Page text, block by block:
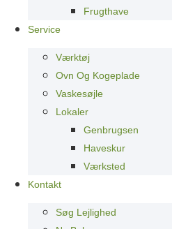
Frugthave
Service
Værktøj
Ovn Og Kogeplade
Vaskesøjle
Lokaler
Genbrugsen
Haveskur
Værksted
Kontakt
Søg Lejlighed